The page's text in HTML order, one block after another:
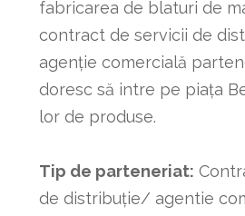
fabricarea de blaturi de
contract de servicii de
agenție comercială
doresc să intre pe piața
lor de produse.
Tip de parteneriat:
de distribuție/ agentie